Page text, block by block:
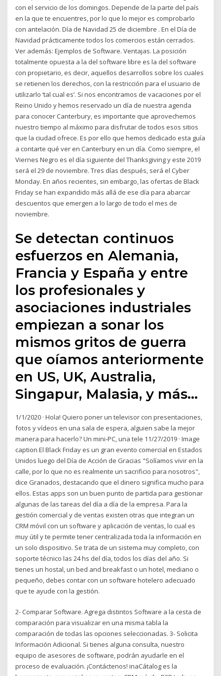
con el servicio de los domingos. Depende de la parte del país
en la que te encuentres, por lo que lo mejor es comprobarlo
con antelación. Día de Navidad 25 de diciembre . En el Día de
Navidad prácticamente todos los comercios están cerrados.
Ver además: Ejemplos de Software. Ventajas. La posición
totalmente opuesta a la del software libre es la del software
con propietario, es decir, aquellos desarrollos sobre los cuales
se retienen los derechos, con la restricción para el usuario de
utilizarlo ‘tal cual es’. Si nos encontramos de vacaciones por el
Reino Unido y hemos reservado un día de nuestra agenda
para conocer Canterbury, es importante que aprovechemos
nuestro tiempo al máximo para disfrutar de todos esos sitios
que la ciudad ofrece. Es por ello que hemos dedicado esta guía
a contarte qué ver en Canterbury en un día. Como siempre, el
Viernes Negro es el día siguiente del Thanksgiving y este 2019
será el 29 de noviembre. Tres días después, será el Cyber
Monday. En años recientes, sin embargo, las ofertas de Black
Friday se han expandido más allá de ese día para abarcar
descuentos que emergen a lo largo de todo el mes de
noviembre.
Se detectan continuos
esfuerzos en Alemania,
Francia y España y entre
los profesionales y
asociaciones industriales
empiezan a sonar los
mismos gritos de guerra
que oíamos anteriormente
en US, UK, Australia,
Singapur, Malasia, y más…
1/1/2020 · Hola! Quiero poner un televisor con presentaciones,
fotos y vídeos en una sala de espera, alguien sabe la mejor
manera para hacerlo? Un mini-PC, una tele 11/27/2019 · Image
caption El Black Friday es un gran evento comercial en Estados
Unidos luego del Día de Acción de Gracias "Solíamos vivir en la
calle, por lo que no es realmente un sacrificio para nosotros",
dice Granados, destacando que el dinero significa mucho para
ellos. Estas apps son un buen punto de partida para gestionar
algunas de las tareas del día a día de la empresa. Para la
gestión comercial y de ventas existen otras que integran un
CRM móvil con un software y aplicación de ventas, lo cual es
muy útil y te permite tener centralizada toda la información en
un solo dispositivo. Se trata de un sistema muy completo, con
soporte técnico las 24 hs del día, todos los días del año. Si
tienes un hostal, un bed and breakfast o un hotel, mediano o
pequeño, debes contar con un software hotelero adecuado
que te ayude con la gestión.
2- Comparar Software. Agrega distintos Software a la cesta de
comparación para visualizar en una misma tabla la
comparación de todas las opciones seleccionadas. 3- Solicita
Información Adicional. Si tienes alguna consulta, nuestro
equipo de asesores de software, podrán ayudarle en el
proceso de evaluación. ¡Contáctenos! inaCátalog es la